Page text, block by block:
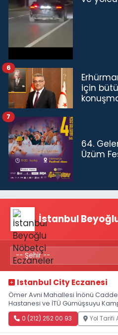
için
6
64.
Üzüm
7
İstanbul
Istanbul City Eczanesi
Ömer Avni Mahallesi İnönü
Hastanesi ve İTÜ Gümüşsuyu
0 (212) 252 00 93 Yol Tarifi